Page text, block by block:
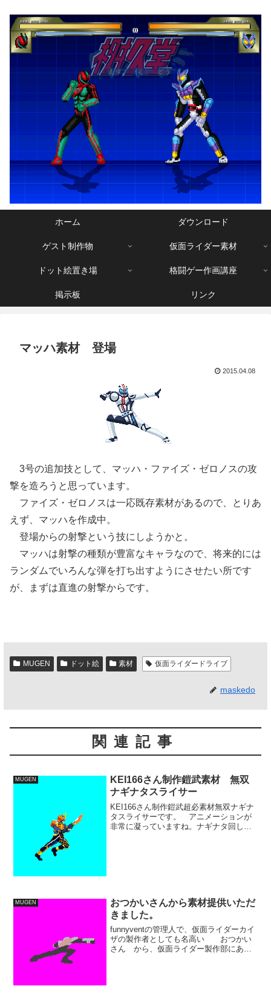
ホーム ダウンロード
ゲスト制作物 仮面ライダー素材
ドット絵置き場 格闘ゲー作画講座
掲示板 リンク
マッハ素材 登場
2015.04.08
3号の追加技として、マッハ・ファイズ・ゼロノスの攻
撃を造ろうと思っています。
ファイズ・ゼロノスは一応既存素材があるので、とりあ
えず、マッハを作成中。
登場からの射撃という技にしようかと。
マッハは射撃の種類が豊富なキャラなので、将来的には
ランダムでいろんな弾を打ち出すようにさせたい所です
が、まずは直進の射撃からです。
MUGEN ドット絵 素材 仮面ライダードライブ
maskedo
関連記事
MUGEN
KEI166さん制作鎧武素材 無双
ナギナタスライサー
KEI166さん制作鎧武超必素材無双ナギナ
タスライサーです。 アニメーションが
非常に凝っていますね。ナギナタ回しの
MUGEN
おつかいさんから素材提供いただ
きました。
funnyventの管理人で、仮面ライダーカイ
ザの製作者としても名高い おつかい
さん から、仮面ライダー製作部にあて